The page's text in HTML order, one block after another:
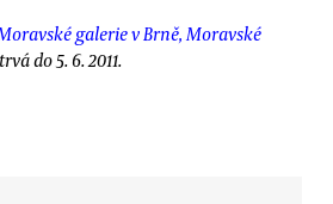
galerie v Brně, Moravské
do 5. 6. 2011.